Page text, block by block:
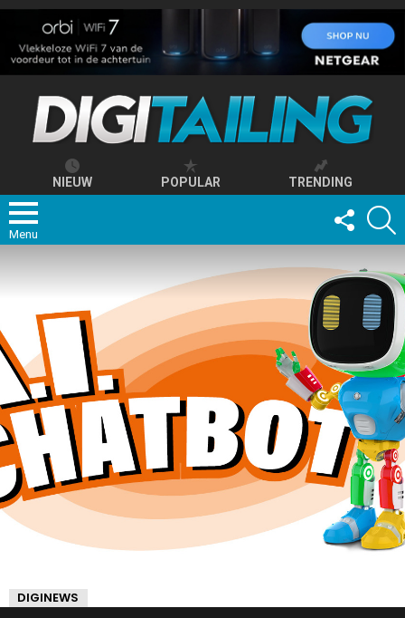
NIEUW POPULAR TRENDING
Menu
FOLLOW
US
DIGINEWS